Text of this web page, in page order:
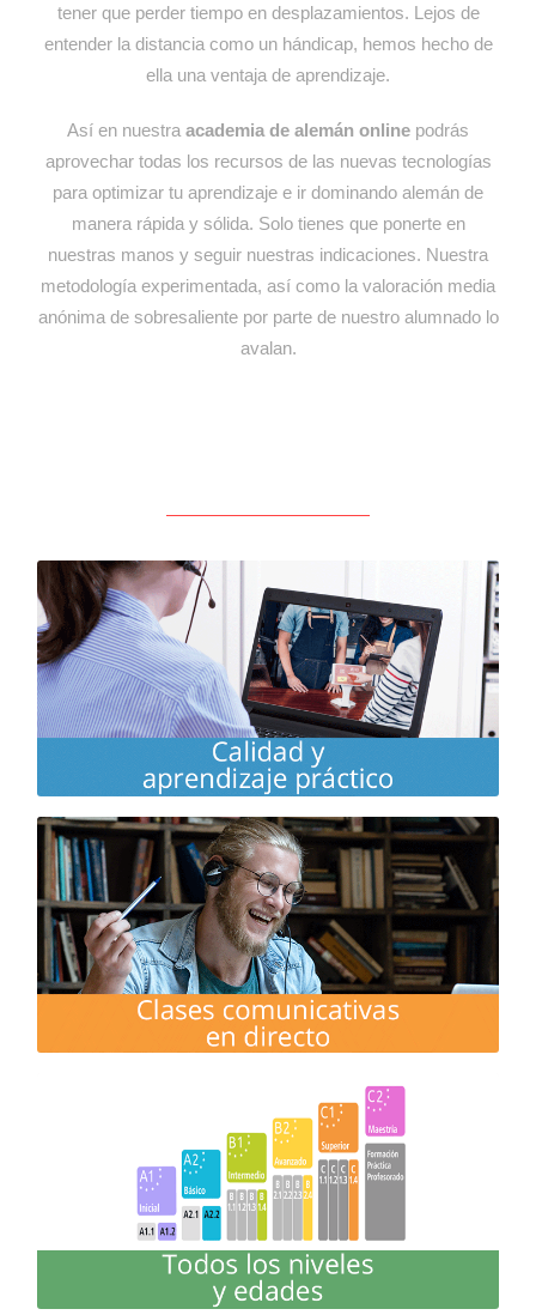
tener que perder tiempo en desplazamientos. Lejos de
entender la distancia como un hándicap, hemos hecho de
ella una ventaja de aprendizaje.
Así en nuestra academia de alemán online podrás
aprovechar todas los recursos de las nuevas tecnologías
para optimizar tu aprendizaje e ir dominando alemán de
manera rápida y sólida. Solo tienes que ponerte en
nuestras manos y seguir nuestras indicaciones. Nuestra
metodología experimentada, así como la valoración media
anónima de sobresaliente por parte de nuestro alumnado lo
avalan.
Aprendizaje intensivo, práctico y satisfactorio con
metodología experimentada y seguimiento de
calidad. Asegura tu nivel con nuestra prueba gratuita.
Clases participativas, activas y comunicativas en
directo Online en pequeños grupos o a medida
MÁS INFO
Niños (de 8 a 11), jóvenes (de 12 a 17) y adultos:
Todos los niveles y múltiples horarios.
Empresas y escuelas: Cursos a medida
MÁS INFO